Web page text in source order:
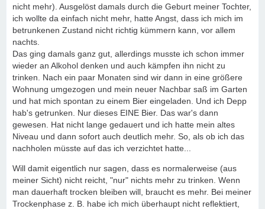
nicht mehr). Ausgelöst damals durch die Geburt meiner Tochter,
ich wollte da einfach nicht mehr, hatte Angst, dass ich mich im
betrunkenen Zustand nicht richtig kümmern kann, vor allem
nachts.
Das ging damals ganz gut, allerdings musste ich schon immer
wieder an Alkohol denken und auch kämpfen ihn nicht zu
trinken. Nach ein paar Monaten sind wir dann in eine größere
Wohnung umgezogen und mein neuer Nachbar saß im Garten
und hat mich spontan zu einem Bier eingeladen. Und ich Depp
hab's getrunken. Nur dieses EINE Bier. Das war's dann
gewesen. Hat nicht lange gedauert und ich hatte mein altes
Niveau und dann sofort auch deutlich mehr. So, als ob ich das
nachholen müsste auf das ich verzichtet hatte...
Will damit eigentlich nur sagen, dass es normalerweise (aus
meiner Sicht) nicht reicht, "nur" nichts mehr zu trinken. Wenn
man dauerhaft trocken bleiben will, braucht es mehr. Bei meiner
Trockenphase z. B. habe ich mich überhaupt nicht reflektiert,